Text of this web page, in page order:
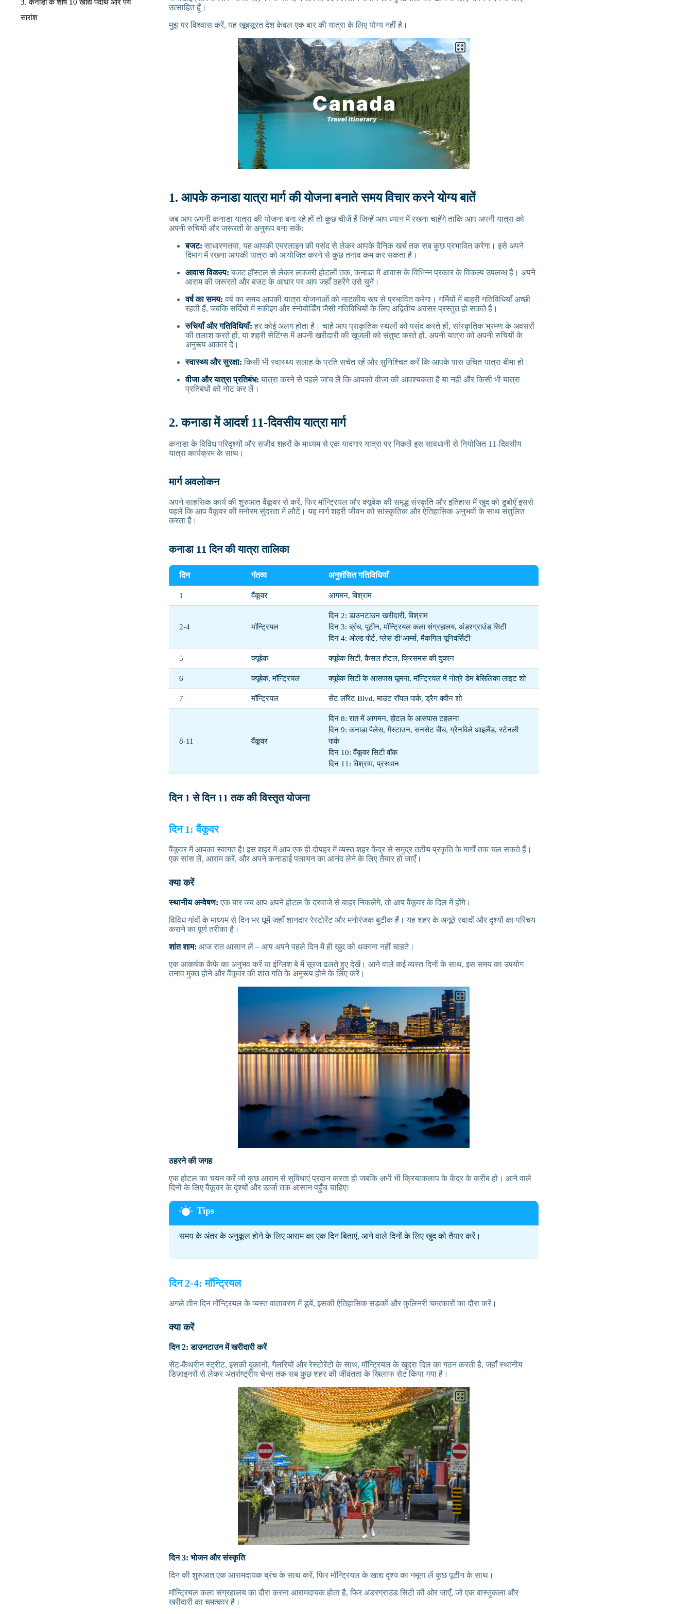
3. कनाडा के शीर्ष 10 खाद्य पदार्थ और पेय
सारांश
उत्साहित हूँ।
मुझ पर विश्वास करें, यह खूबसूरत देश केवल एक बार की यात्रा के लिए योग्य नहीं है।
1. आपके कनाडा यात्रा मार्ग की योजना बनाते समय विचार करने योग्य बातें
जब आप अपनी कनाडा यात्रा की योजना बना रहे हों तो कुछ चीजें हैं जिन्हें आप ध्यान में रखना चाहेंगे ताकि आप अपनी यात्रा को
अपनी रुचियों और जरूरतों के अनुरूप बना सकें:
बजट: साधारणतया, यह आपकी एयरलाइन की पसंद से लेकर आपके दैनिक खर्च तक सब कुछ प्रभावित करेगा। इसे अपने
दिमाग में रखना आपकी यात्रा को आयोजित करने से कुछ तनाव कम कर सकता है।
आवास विकल्प: बजट हॉस्टल से लेकर लक्जरी होटलों तक, कनाडा में आवास के विभिन्न प्रकार के विकल्प उपलब्ध हैं। अपने
आराम की जरूरतों और बजट के आधार पर आप जहाँ ठहरेंगे उसे चुनें।
वर्ष का समय: वर्ष का समय आपकी यात्रा योजनाओं को नाटकीय रूप से प्रभावित करेगा। गर्मियों में बाहरी गतिविधियाँ अच्छी
रहती हैं, जबकि सर्दियों में स्कीइंग और स्नोबोर्डिंग जैसी गतिविधियों के लिए अद्वितीय अवसर प्रस्तुत हो सकते हैं।
रुचियाँ और गतिविधियाँ: हर कोई अलग होता है। चाहे आप प्राकृतिक स्थलों को पसंद करते हों, सांस्कृतिक भ्रमण के अवसरों
की तलाश करते हों, या शहरी सेटिंग्स में अपनी खरीदारी की खुजली को संतुष्ट करते हों, अपनी यात्रा को अपनी रुचियों के
अनुरूप आकार दें।
स्वास्थ्य और सुरक्षा: किसी भी स्वास्थ्य सलाह के प्रति सचेत रहें और सुनिश्चित करें कि आपके पास उचित यात्रा बीमा हो।
वीजा और यात्रा प्रतिबंध: यात्रा करने से पहले जांच लें कि आपको वीजा की आवश्यकता है या नहीं और किसी भी यात्रा
प्रतिबंधों को नोट कर लें।
2. कनाडा में आदर्श 11-दिवसीय यात्रा मार्ग
कनाडा के विविध परिदृश्यों और सजीव शहरों के माध्यम से एक यादगार यात्रा पर निकलें इस सावधानी से नियोजित 11-दिवसीय
यात्रा कार्यक्रम के साथ।
मार्ग अवलोकन
अपने साहसिक कार्य की शुरुआत वैंकूवर से करें, फिर मॉन्ट्रियल और क्यूबेक की समृद्ध संस्कृति और इतिहास में खुद को डुबोएँ इससे
पहले कि आप वैंकूवर की मनोरम सुंदरता में लौटें। यह मार्ग शहरी जीवन को सांस्कृतिक और ऐतिहासिक अनुभवों के साथ संतुलित
करता है।
कनाडा 11 दिन की यात्रा तालिका
दिन गंतव्य अनुशंसित गतिविधियाँ
1 वैंकूवर आगमन, विश्राम
2-4 मॉन्ट्रियल
दिन 2: डाउनटाउन खरीदारी, विश्राम
दिन 3: ब्रंच, पूटीन, मॉन्ट्रियल कला संग्रहालय, अंडरग्राउंड सिटी
दिन 4: ओल्ड पोर्ट, प्लेस डी’आर्म्स, मैकगिल यूनिवर्सिटी
5 क्यूबेक क्यूबेक सिटी, कैसल होटल, क्रिसमस की दुकान
6 क्यूबेक, मॉन्ट्रियल क्यूबेक सिटी के आसपास घूमना, मॉन्ट्रियल में नोत्रे डेम बेसिलिका लाइट शो
7 मॉन्ट्रियल सेंट लॉरेंट Blvd, माउंट रॉयल पार्क, ड्रैग क्वीन शो
8-11 वैंकूवर
दिन 8: रात में आगमन, होटल के आसपास टहलना
दिन 9: कनाडा पैलेस, गैस्टाउन, सनसेट बीच, ग्रैनविले आइलैंड, स्टेनली
पार्क
दिन 10: वैंकूवर सिटी वॉक
दिन 11: विश्राम, प्रस्थान
दिन 1 से दिन 11 तक की विस्तृत योजना
दिन 1: वैंकूवर
वैंकूवर में आपका स्वागत है! इस शहर में आप एक ही दोपहर में व्यस्त शहर केंद्र से समुद्र तटीय प्रकृति के मार्गों तक चल सकते हैं।
एक सांस लें, आराम करें, और अपने कनाडाई पलायन का आनंद लेने के लिए तैयार हो जाएँ।
क्या करें
स्थानीय अन्वेषण:एक बार जब आप अपने होटल के दरवाजे से बाहर निकलेंगे, तो आप वैंकूवर के दिल में होंगे।
विविध गांवों के माध्यम से दिन भर घूमें जहाँ शानदार रेस्टोरेंट और मनोरंजक बुटीक हैं। यह शहर के अनूठे स्वादों और दृश्यों का परिचय
कराने का पूर्ण तरीका है।
शांत शाम: आज रात आसान लें – आप अपने पहले दिन में ही खुद को थकाना नहीं चाहते।
एक आकर्षक कैफे का अनुभव करें या इंग्लिश बे में सूरज ढलते हुए देखें। आने वाले कई व्यस्त दिनों के साथ, इस समय का उपयोग
तनाव मुक्त होने और वैंकूवर की शांत गति के अनुरूप होने के लिए करें।
ठहरने की जगह
एक होटल का चयन करें जो कुछ आराम से सुविधाएं प्रदान करता हो जबकि अभी भी क्रियाकलाप के केंद्र के करीब हो। आने वाले
दिनों के लिए वैंकूवर के दृश्यों और ऊर्जा तक आसान पहुँच चाहिए!
समय के अंतर के अनुकूल होने के लिए आराम का एक दिन बिताएं, आने वाले दिनों के लिए खुद को तैयार करें।
दिन 2-4: मॉन्ट्रियल
अगले तीन दिन मॉन्ट्रियल के व्यस्त वातावरण में डूबें, इसकी ऐतिहासिक सड़कों और कुलिनरी चमत्कारों का दौरा करें।
क्या करें
दिन 2: डाउनटाउन में खरीदारी करें
सेंट-कैथरीन स्ट्रीट, इसकी दुकानों, गैलरियों और रेस्टोरेंटों के साथ, मॉन्ट्रियल के खुदरा दिल का गठन करती है, जहाँ स्थानीय
डिज़ाइनरों से लेकर अंतर्राष्ट्रीय चेन्स तक सब कुछ शहर की जीवंतता के खिलाफ सेट किया गया है।
दिन 3: भोजन और संस्कृति
दिन की शुरुआत एक आरामदायक ब्रंच के साथ करें, फिर मॉन्ट्रियल के खाद्य दृश्य का नमूना लें कुछ पूटीन के साथ।
मॉन्ट्रियल कला संग्रहालय का दौरा करना आरामदायक होता है, फिर अंडरग्राउंड सिटी की ओर जाएँ, जो एक वास्तुकला और
खरीदारी का चमत्कार है।